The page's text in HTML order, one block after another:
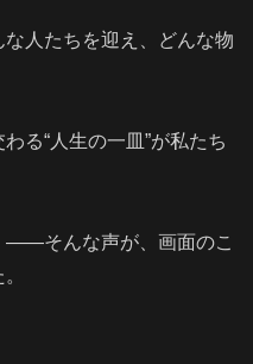
人たちを迎え、どんな物
る“人生の一皿”が私たち
――そんな声が、画面のこ